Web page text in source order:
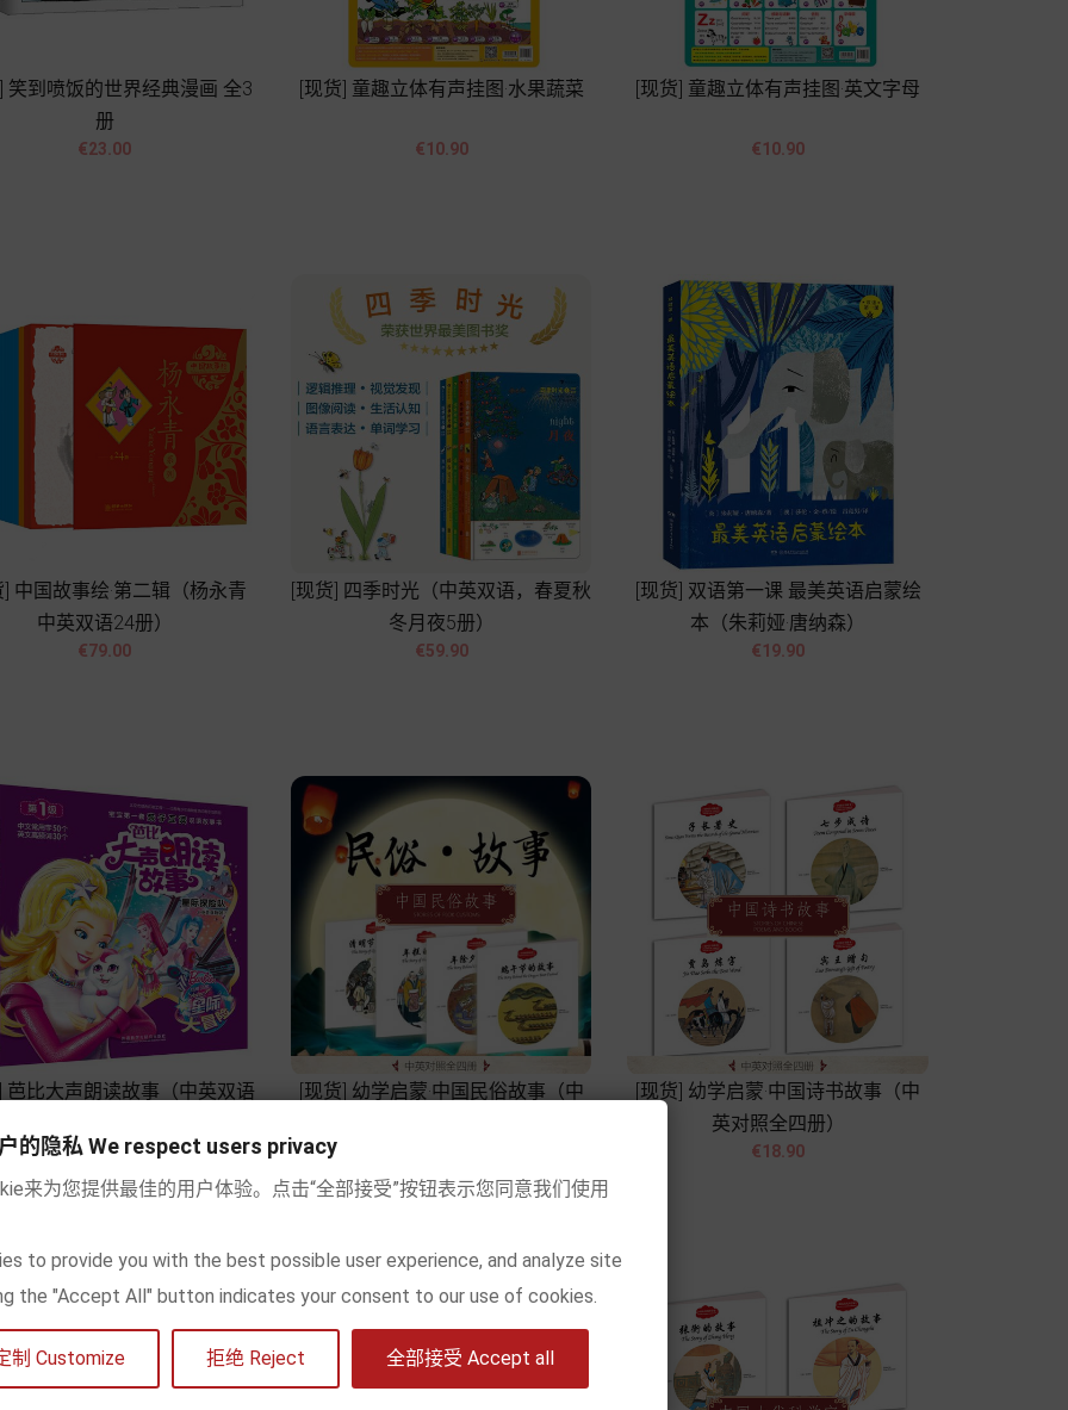
笑到喷饭的世界经典漫画 全3
册
Price
€23.00

[现货] 童趣立体有声挂图·水果蔬菜
Price
€10.90

[现货] 童趣立体有声挂图·英文字母
Price
€10.90

中国故事绘·第二辑（杨永青
中英双语24册）
Price
€79.00
 
[现货] 四季时光（中英双语，春夏秋
冬月夜5册）
Price
€59.90
 
[现货] 双语第一课 最美英语启蒙绘
本（朱莉娅·唐纳森）
Price
€19.90
 
芭比大声朗读故事（中英双语
Price
€25.50
 
Add to cart
[现货] 幼学启蒙·中国民俗故事（中
Add to cart
[现货] 幼学启蒙·中国诗书故事（中
英对照全四册）
Price
€18.90
 
的隐私 We respect users privacy
来为您提供最佳的用户体验。点击“全部接受”按钮表示您同意我们使用
to provide you with the best possible user experience, and analyze site
the "Accept All" button indicates your consent to our use of cookies.
制 Customize 拒绝 Reject 全部接受 Accept all